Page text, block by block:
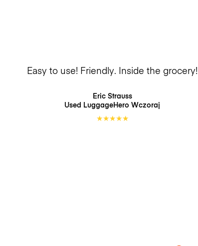
Easy to use! Friendly. Inside the grocery!
Eric Strauss
Used LuggageHero Wczoraj
★★★★★